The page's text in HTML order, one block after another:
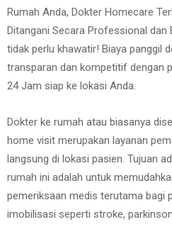
Rumah Anda, Dokter Homecare
Ditangani Secara Professional dan
tidak perlu khawatir! Biaya panggil
transparan dan kompetitif dengan
24 Jam siap ke lokasi Anda.
Dokter ke rumah atau biasanya
home visit merupakan layanan
langsung di lokasi pasien. Tujuan
rumah ini adalah untuk
pemeriksaan medis terutama bagi
imobilisasi seperti stroke,